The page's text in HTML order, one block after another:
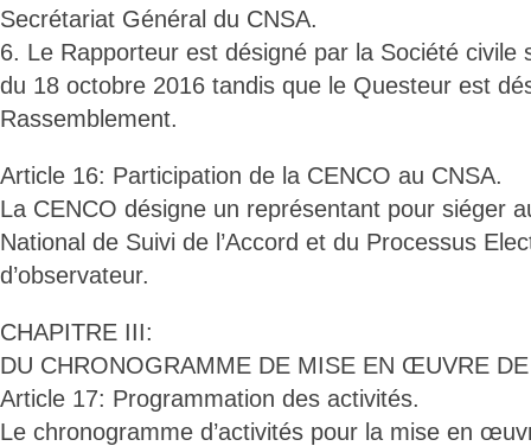
Secrétariat Général du CNSA.
6. Le Rapporteur est désigné par la Société civile
du 18 octobre 2016 tandis que le Questeur est
Rassemblement.
Article 16: Participation de la CENCO au CNSA.
La CENCO désigne un représentant pour siéger
National de Suivi de l’Accord et du Processus
d’observateur.
CHAPITRE III:
DU CHRONOGRAMME DE MISE EN ŒUVRE DE
Article 17: Programmation des activités.
Le chronogramme d’activités pour la mise en